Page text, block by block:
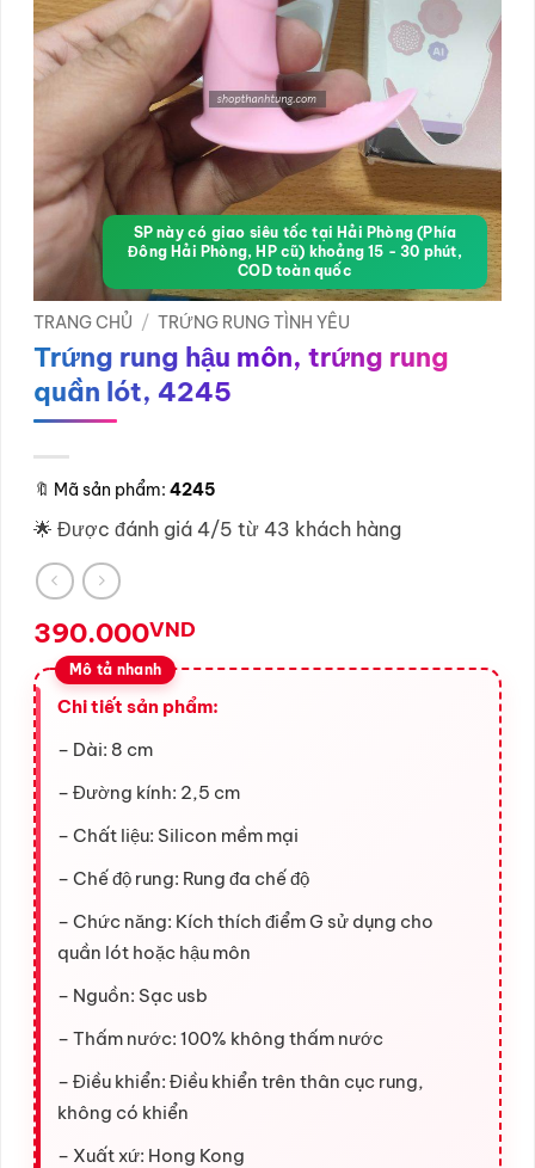
SP này có giao siêu tốc tại Hải Phòng (Phía
Đông Hải Phòng, HP cũ) khoảng 15 - 30 phút,
COD toàn quốc
TRANG CHỦ / TRỨNG RUNG TÌNH YÊU
Trứng rung hậu môn, trứng rung
quần lót, 4245
🔖 Mã sản phẩm: 4245
🌟 Được đánh giá 4/5 từ 43 khách hàng
390.000VND
Chi tiết sản phẩm:
– Dài: 8 cm
– Đường kính: 2,5 cm
– Chất liệu: Silicon mềm mại
– Chế độ rung: Rung đa chế độ
– Chức năng: Kích thích điểm G sử dụng cho
quần lót hoặc hậu môn
– Nguồn: Sạc usb
– Thấm nước: 100% không thấm nước
– Điều khiển: Điều khiển trên thân cục rung,
không có khiển
– Xuất xứ: Hong Kong